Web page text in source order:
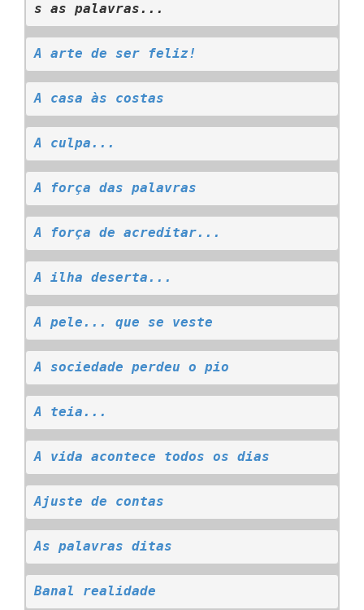
s as palavras...
A arte de ser feliz!
A casa às costas
A culpa...
A força das palavras
A força de acreditar...
A ilha deserta...
A pele... que se veste
A sociedade perdeu o pio
A teia...
A vida acontece todos os dias
Ajuste de contas
As palavras ditas
Banal realidade